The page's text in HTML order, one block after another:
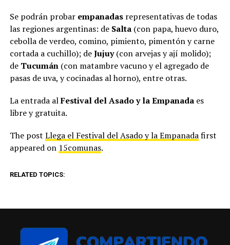
Se podrán probar empanadas representativas de todas
las regiones argentinas: deSalta(con papa, huevo duro,
cebolla de verdeo, comino, pimiento, pimentón y carne
cortada a cuchillo); deJujuy(con arvejas y ají molido);
de Tucumán(con matambre vacuno y el agregado de
pasas de uva, y cocinadas al horno), entre otras.
La entrada alFestival del Asado y la Empanadaes
libre y gratuita.
The post Llega el Festival del Asado y la Empanadafirst
appeared on 15comunas.
RELATED TOPICS: